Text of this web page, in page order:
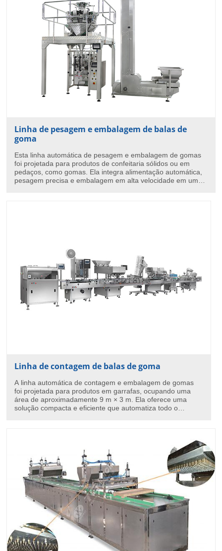
Linha de pesagem e embalagem de balas de
goma
Esta linha automática de pesagem e embalagem de gomas
foi projetada para produtos de confeitaria sólidos ou em
pedaços, como gomas. Ela integra alimentação automática,
pesagem precisa e embalagem em alta velocidade em um
Linha de contagem de balas de goma
A linha automática de contagem e embalagem de gomas
foi projetada para produtos em garrafas, ocupando uma
área de aproximadamente 9 m × 3 m. Ela oferece uma
solução compacta e eficiente que automatiza todo o
(sistema de contagem de doces), alimentador de tampas,
tampadora, seladora por indução, etiquetadora e mesa de
coleta de produtos acabados.